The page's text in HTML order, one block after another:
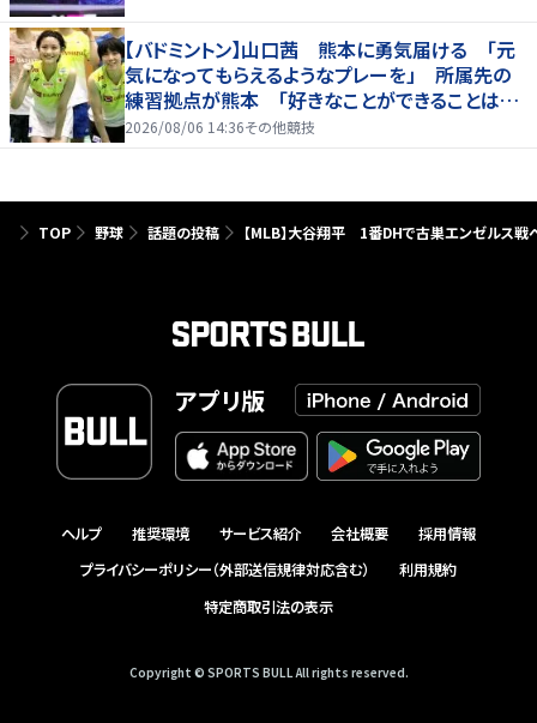
【バドミントン】山口茜 熊本に勇気届ける 「元
気になってもらえるようなプレーを」 所属先の
練習拠点が熊本 「好きなことができることは当
たり前じゃない」
2026/08/06 14:36その他競技
TOP 野球 話題の投稿 【MLB】大谷翔平 1番DHで古巣エンゼルス
アプリ版
ヘルプ 推奨環境 サービス紹介 会社概要
採用情報
プライバシーポリシー（外部送信規律対応含む）
利用規約
特定商取引法の表示
Copyright © SPORTS BULL All rights reserved.